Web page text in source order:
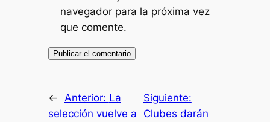
navegador para la próxima vez
que comente.
← Anterior: La
selección vuelve a
Siguiente:
Clubes darán